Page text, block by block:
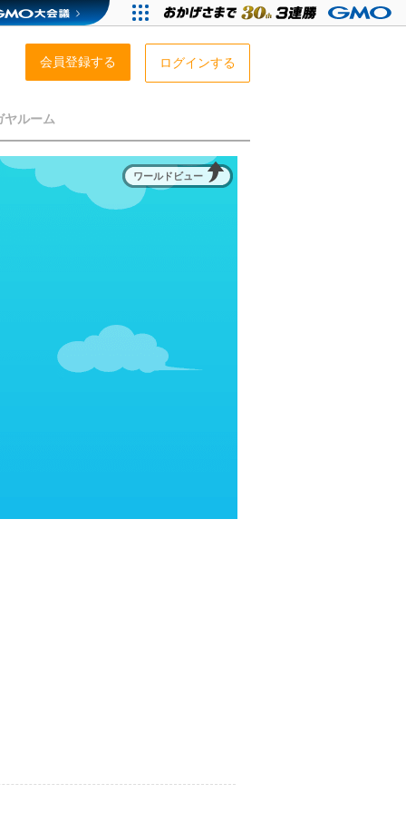
会員登録する ログインする
ヤルーム
ワールドビュー